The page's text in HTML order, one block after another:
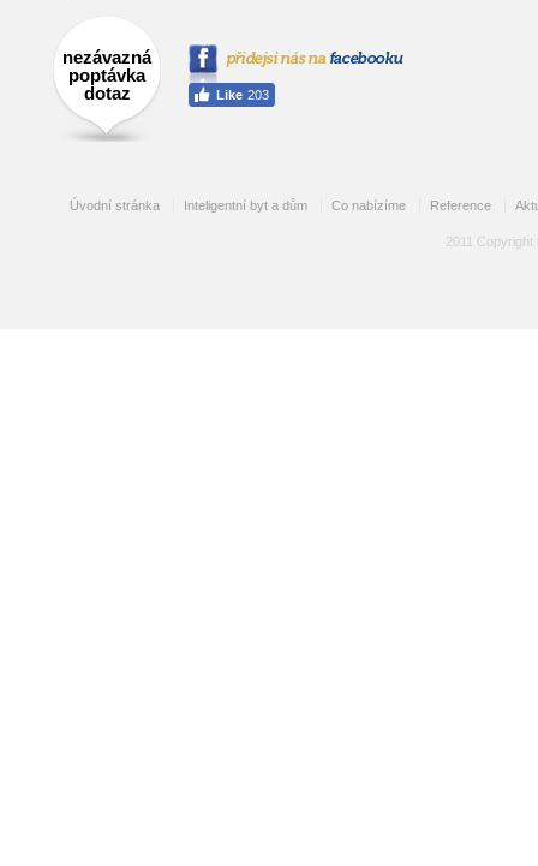
nezávazná
poptávka
dotaz
Úvodní stránka Inteligentní byt a dům Co nabízíme Reference
2011